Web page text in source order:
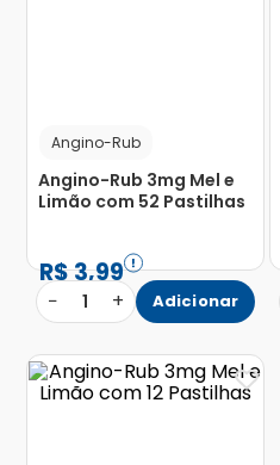
Angino-Rub
Angino-Rub 3mg Mel e
Limão com 52 Pastilhas
R$3,99
− 1 + Adicionar